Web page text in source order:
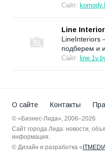
Сайт:
Line
LineInteriors
подберем и
Сайт:
О сайте Контакты
© «Бизнес-Лида», 2006–2026
Сайт города Лида: новости,
информация.
© Дизайн и разработка «